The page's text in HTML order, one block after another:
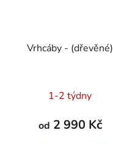
Vrhcáby - (dřevěné)
1-2 týdny
od 2 990 Kč